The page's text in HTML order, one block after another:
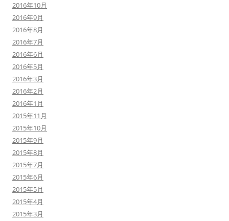
2016年10月
2016年9月
2016年8月
2016年7月
2016年6月
2016年5月
2016年3月
2016年2月
2016年1月
2015年11月
2015年10月
2015年9月
2015年8月
2015年7月
2015年6月
2015年5月
2015年4月
2015年3月